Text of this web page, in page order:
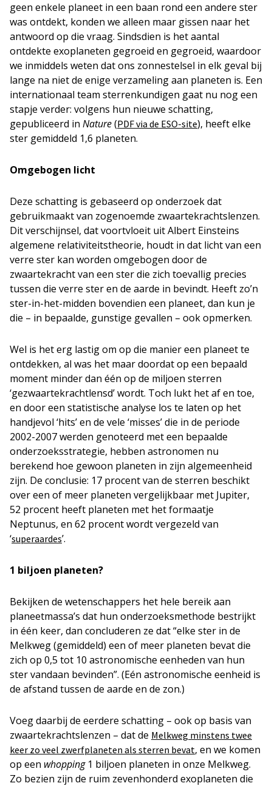
geen enkele planeet in een baan rond een andere ster
was ontdekt, konden we alleen maar gissen naar het
antwoord op die vraag. Sindsdien is het aantal
ontdekte exoplaneten gegroeid en gegroeid, waardoor
we inmiddels weten dat ons zonnestelsel in elk geval bij
lange na niet de enige verzameling aan planeten is. Een
internationaal team sterrenkundigen gaat nu nog een
stapje verder: volgens hun nieuwe schatting,
gepubliceerd in Nature(PDF via de ESO-site), heeft elke
ster gemiddeld 1,6 planeten.
Omgebogen licht
Deze schatting is gebaseerd op onderzoek dat
gebruikmaakt van zogenoemde zwaartekrachtslenzen.
Dit verschijnsel, dat voortvloeit uit Albert Einsteins
algemene relativiteitstheorie, houdt in dat licht van een
verre ster kan worden omgebogen door de
zwaartekracht van een ster die zich toevallig precies
tussen die verre ster en de aarde in bevindt. Heeft zo’n
ster-in-het-midden bovendien een planeet, dan kun je
die – in bepaalde, gunstige gevallen – ook opmerken.
Wel is het erg lastig om op die manier een planeet te
ontdekken, al was het maar doordat op een bepaald
moment minder dan één op de miljoen sterren
‘gezwaartekrachtlensd’ wordt. Toch lukt het af en toe,
en door een statistische analyse los te laten op het
handjevol ‘hits’ en de vele ‘misses’ die in de periode
2002-2007 werden genoteerd met een bepaalde
onderzoeksstrategie, hebben astronomen nu
berekend hoe gewoon planeten in zijn algemeenheid
zijn. De conclusie: 17 procent van de sterren beschikt
over een of meer planeten vergelijkbaar met Jupiter,
52 procent heeft planeten met het formaatje
Neptunus, en 62 procent wordt vergezeld van
‘superaardes’.
1 biljoen planeten?
Bekijken de wetenschappers het hele bereik aan
planeetmassa’s dat hun onderzoeksmethode bestrijkt
in één keer, dan concluderen ze dat “elke ster in de
Melkweg (gemiddeld) een of meer planeten bevat die
zich op 0,5 tot 10 astronomische eenheden van hun
ster vandaan bevinden”. (Eén astronomische eenheid is
de afstand tussen de aarde en de zon.)
Voeg daarbij de eerdere schatting – ook op basis van
zwaartekrachtslenzen – dat de Melkweg minstens twee
keer zo veel zwerfplaneten als sterren bevat, en we komen
op een whopping1 biljoen planeten in onze Melkweg.
Zo bezien zijn de ruim zevenhonderd exoplaneten die